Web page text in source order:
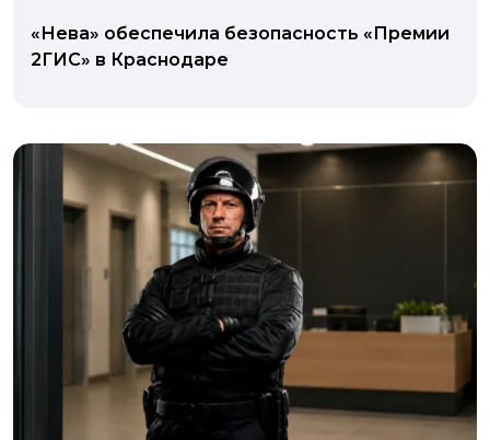
«Нева» обеспечила безопасность «Премии
2ГИС» в Краснодаре